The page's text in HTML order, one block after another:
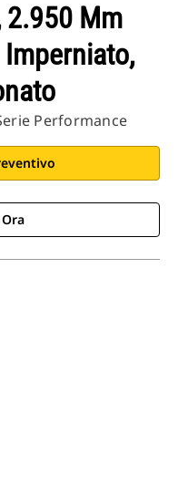
2.950 Mm
Performance